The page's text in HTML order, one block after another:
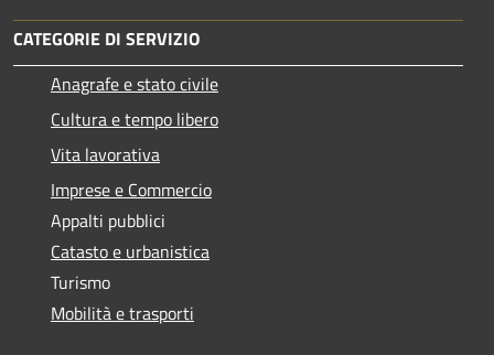
CATEGORIE DI SERVIZIO
Anagrafe e stato civile
Cultura e tempo libero
Vita lavorativa
Imprese e Commercio
Appalti pubblici
Catasto e urbanistica
Turismo
Mobilità e trasporti